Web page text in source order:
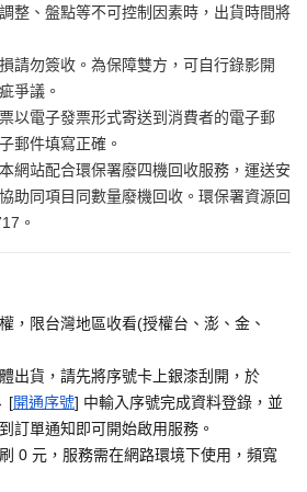
整、盤點等不可控制因素時，出貨時間將
請勿簽收。為保障雙方，可自行錄影開
爭議。
以電子發票形式寄送到消費者的電子郵
郵件填寫正確。
網站配合環保署廢四機回收服務，運送安
助同項目同數量廢機回收。環保署資源回
。
，限台灣地區收看(授權台、澎、金、
出貨，請先將序號卡上銀漆刮開，於
[開通序號] 中輸入序號完成資料登錄，並
訂單通知即可開始啟用服務。
0 元，服務需在網路環境下使用，頻寬